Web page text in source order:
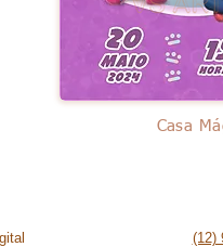
Casa
(12)